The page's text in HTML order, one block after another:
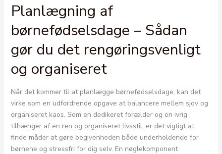
Planlægning af
børnefødselsdage – Sådan
gør du det rengøringsvenligt
og organiseret
Når det kommer til at planlægge børnefødselsdage, kan det
virke som en udfordrende opgave at balancere mellem sjov og
organiseret kaos. Som en dedikeret forælder og en ivrig
tilhænger af en ren og organiseret livsstil, er det vigtigt at
finde måder at gøre begivenheden både underholdende for
børnene og stressfri for dig selv. En nøglekomponent